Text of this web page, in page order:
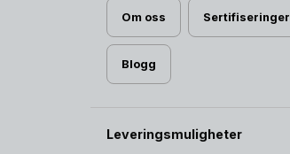
Om oss Sertifiseringer
Blogg
Leveringsmuligheter